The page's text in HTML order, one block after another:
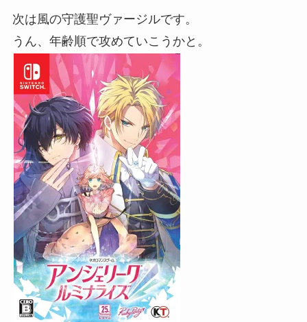
次は風の守護聖ヴァージルです。
うん、年齢順で攻めていこうかと。